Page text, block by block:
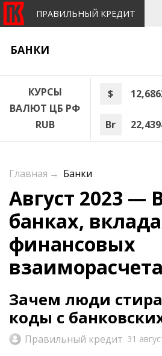
ПРАВИЛЬНЫЙ КРЕДИТ
БАНКИ
КУРСЫ
ВАЛЮТ ЦБ РФ
RUB
$
Br
Главная → Банки
Август 2023 —
банках,
финансовых
Зачем люди
коды с
Правильный кредит 31